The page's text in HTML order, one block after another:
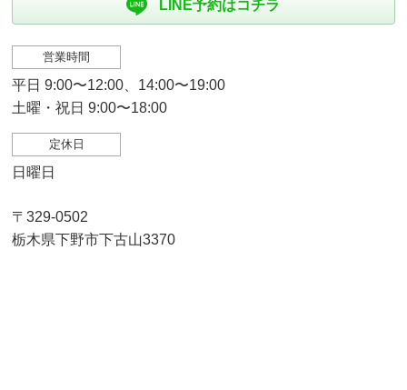
LINE予約はコチラ
営業時間
平日 9:00〜12:00、14:00〜19:00
土曜・祝日 9:00〜18:00
定休日
日曜日
〒329-0502
栃木県下野市下古山3370